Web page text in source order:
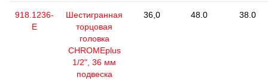
918.1236-
E
Шестигранная
торцовая
головка
CHROMEplus
1/2", 36 мм
подвеска
36,0 48.0 38.0